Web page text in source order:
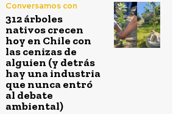
Conversamos con
312 árboles
nativos crecen
hoy en Chile con
las cenizas de
alguien (y detrás
hay una industria
que nunca entró
al debate
ambiental)